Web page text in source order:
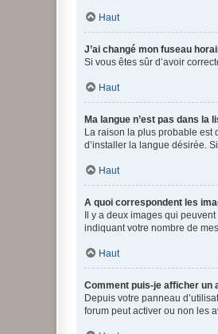
Haut
J’ai changé mon fuseau
Si vous êtes sûr d’avoir
Haut
Ma langue n’est pas dans la
La raison la plus probable est
d’installer la langue désirée.
Haut
A quoi correspondent les
Il y a deux images qui
indiquant votre nombre de
Haut
Comment puis-je afficher un
Depuis votre panneau
forum peut activer ou non les